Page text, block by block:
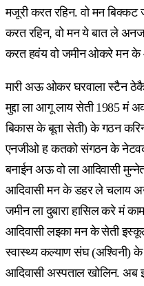
मजूरी करत रहिन. वो मन बिक्कट
करत रहिन, वो मन ये बात ले
करत हवंय वो जमीन ओकरे
मारी अऊ ओकर घरवाला स्टैन
मुद्दा ला आगू लाय सेती 1985 मं
बिकास के बूता सेती) के गठन
एनजीओ ह कतको संगठन के
बनाईन अऊ वो ला आदिवासी
आदिवासी मन के डहर ले चलाय
जमीन ला दुबारा हासिल करे मं
आदिवासी लइका मन के सेती
स्वास्थ्य कल्याण संघ
आदिवासी अस्पताल खोलिन. अब